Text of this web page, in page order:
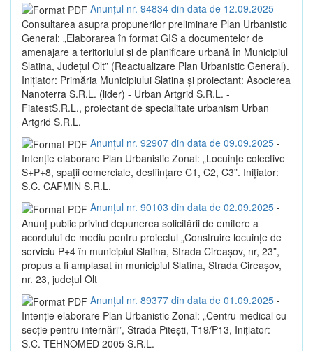
Anunțul nr. 94834 din data de 12.09.2025 -
Consultarea asupra propunerilor preliminare Plan Urbanistic
General: „Elaborarea în format GIS a documentelor de
amenajare a teritoriului și de planificare urbană în Municipiul
Slatina, Județul Olt” (Reactualizare Plan Urbanistic General).
Inițiator: Primăria Municipiului Slatina și proiectant: Asocierea
Nanoterra S.R.L. (lider) - Urban Artgrid S.R.L. -
FiatestS.R.L., proiectant de specialitate urbanism Urban
Artgrid S.R.L.
Anunțul nr. 92907 din data de 09.09.2025 -
Intenție elaborare Plan Urbanistic Zonal: „Locuințe colective
S+P+8, spații comerciale, desființare C1, C2, C3”. Inițiator:
S.C. CAFMIN S.R.L.
Anunțul nr. 90103 din data de 02.09.2025 -
Anunț public privind depunerea solicitării de emitere a
acordului de mediu pentru proiectul „Construire locuințe de
serviciu P+4 în municipiul Slatina, Strada Cireașov, nr, 23”,
propus a fi amplasat în municipiul Slatina, Strada Cireașov,
nr. 23, județul Olt
Anunțul nr. 89377 din data de 01.09.2025 -
Intenție elaborare Plan Urbanistic Zonal: „Centru medical cu
secție pentru internări”, Strada Pitești, T19/P13, Inițiator:
S.C. TEHNOMED 2005 S.R.L.